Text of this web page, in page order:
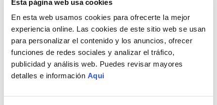
Esta página web usa cookies
En esta web usamos cookies para ofrecerte la mejor
experiencia online. Las cookies de este sitio web se usan
para personalizar el contenido y los anuncios, ofrecer
funciones de redes sociales y analizar el tráfico,
publicidad y análisis web. Puedes revisar mayores
detalles e información Aqui